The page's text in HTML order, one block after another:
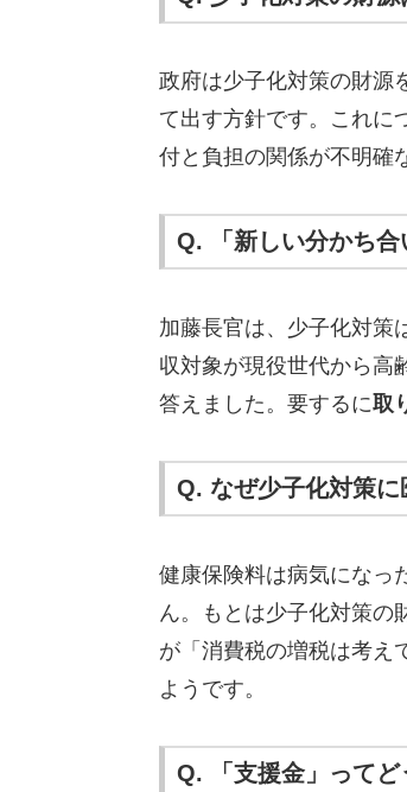
政府は少子化対策の財源
て出す方針です。これに
付と負担の関係が不明確
Q. 「新しい分かち合
加藤長官は、少子化対策
収対象が現役世代から高
答えました。要するに取
Q. なぜ少子化対策に
健康保険料は病気になっ
ん。もとは少子化対策の
が「消費税の増税は考え
ようです。
Q. 「支援金」ってど